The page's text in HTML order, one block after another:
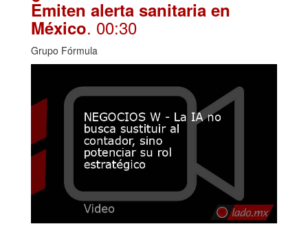
Emiten alerta sanitaria en
México. 00:30
Grupo Fórmula